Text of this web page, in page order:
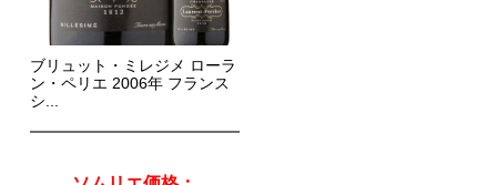
ブリュット・ミレジメ ローラ
ン・ペリエ 2006年 フランス
シ...